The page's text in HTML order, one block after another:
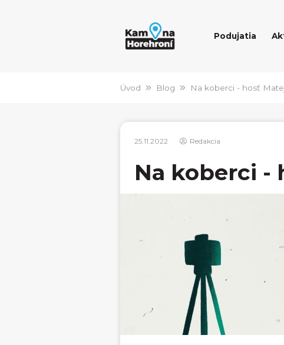
Podujatia
Úvod Blog Na koberci - hosť
25.11.2022 Redakcia
Na koberci -